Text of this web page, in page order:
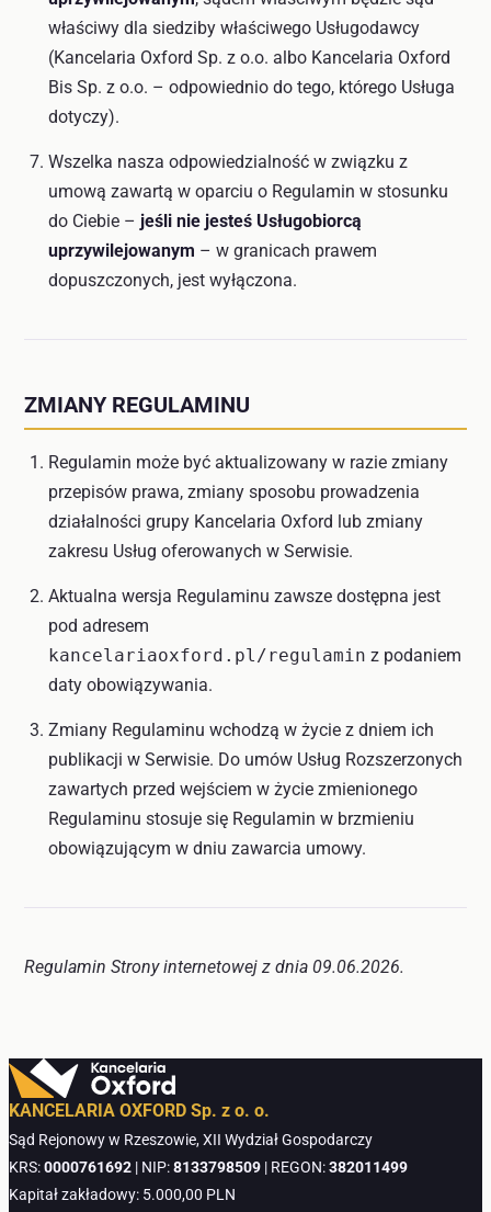
właściwy dla siedziby właściwego Usługodawcy
(Kancelaria Oxford Sp. z o.o. albo Kancelaria Oxford
Bis Sp. z o.o. – odpowiednio do tego, którego Usługa
dotyczy).
Wszelka nasza odpowiedzialność w związku z
umową zawartą w oparciu o Regulamin w stosunku
do Ciebie – jeśli nie jesteś Usługobiorcą
uprzywilejowanym – w granicach prawem
dopuszczonych, jest wyłączona.
ZMIANY REGULAMINU
Regulamin może być aktualizowany w razie zmiany
przepisów prawa, zmiany sposobu prowadzenia
działalności grupy Kancelaria Oxford lub zmiany
zakresu Usług oferowanych w Serwisie.
Aktualna wersja Regulaminu zawsze dostępna jest
pod adresem
kancelariaoxford.pl/regulamin z podaniem
daty obowiązywania.
Zmiany Regulaminu wchodzą w życie z dniem ich
publikacji w Serwisie. Do umów Usług Rozszerzonych
zawartych przed wejściem w życie zmienionego
Regulaminu stosuje się Regulamin w brzmieniu
obowiązującym w dniu zawarcia umowy.
Regulamin Strony internetowej z dnia 09.06.2026.
KANCELARIA OXFORD Sp. z o. o.
Sąd Rejonowy w Rzeszowie, XII Wydział Gospodarczy
KRS:0000761692 | NIP:8133798509 | REGON:382011499
Kapitał zakładowy: 5.000,00 PLN